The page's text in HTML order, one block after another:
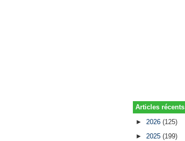
Articles récents
► 2026(125)
►2025(199)